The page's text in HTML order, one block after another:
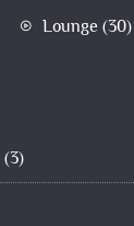
Lounge (30)
(3)